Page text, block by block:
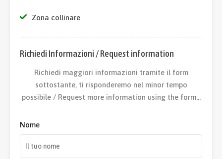
Zona collinare
Richiedi Informazioni / Request information
Richiedi maggiori informazioni tramite il form
sottostante, ti risponderemo nel minor tempo
possibile / Request more information using the form…
Nome